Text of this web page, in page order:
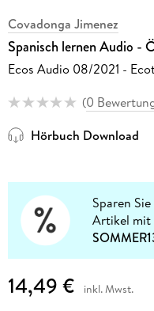
Covadonga Jimenez
Spanisch lernen Audio -
Ecos Audio 08/2021 -
(0
Hörbuch Download
Sparen
Artikel mit
14,49 € inkl. Mwst.